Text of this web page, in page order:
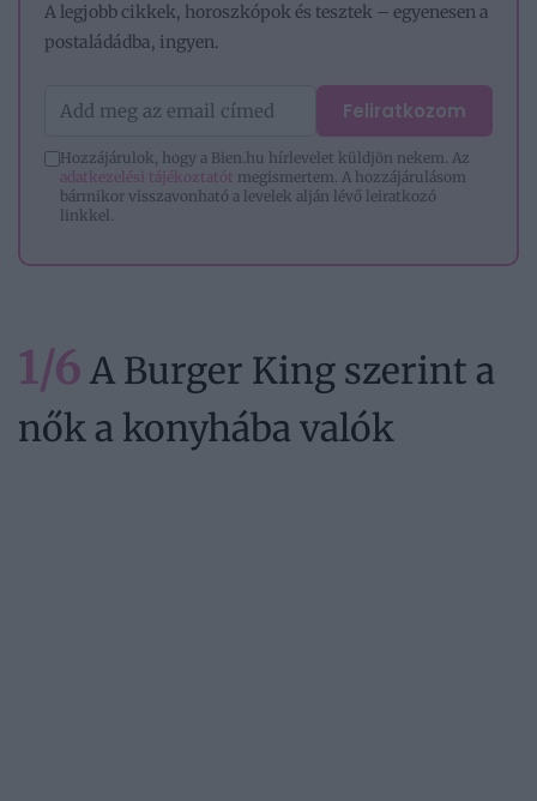
A legjobb cikkek, horoszkópok és tesztek – egyenesen a
postaládádba, ingyen.
Feliratkozom
Hozzájárulok, hogy a Bien.hu hírlevelet küldjön nekem. Az
adatkezelési tájékoztatót megismertem. A hozzájárulásom
bármikor visszavonható a levelek alján lévő leiratkozó
linkkel.
1/6 A Burger King szerint a
nők a konyhába valók